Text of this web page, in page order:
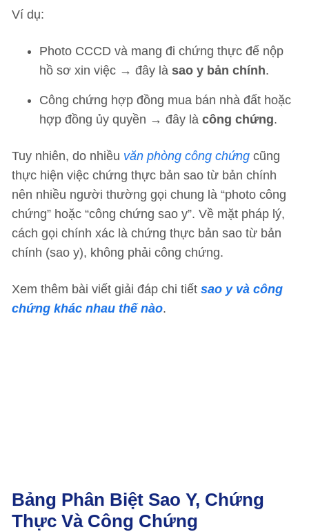
Ví dụ:
Photo CCCD và mang đi chứng thực để nộp
hồ sơ xin việc → đây là sao y bản chính.
Công chứng hợp đồng mua bán nhà đất hoặc
hợp đồng ủy quyền → đây là công chứng.
Tuy nhiên, do nhiều văn phòng công chứng cũng
thực hiện việc chứng thực bản sao từ bản chính
nên nhiều người thường gọi chung là “photo công
chứng” hoặc “công chứng sao y”. Về mặt pháp lý,
cách gọi chính xác là chứng thực bản sao từ bản
chính (sao y), không phải công chứng.
Xem thêm bài viết giải đáp chi tiết sao y và công
chứng khác nhau thế nào.
Bảng Phân Biệt Sao Y, Chứng
Thực Và Công Chứng